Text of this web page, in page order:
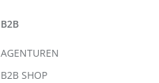
B2B
AGENTUREN
B2B SHOP